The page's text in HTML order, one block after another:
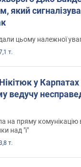
який
цьому належної
т.
у
ведучу
на пряму комунікацію
над "і"
т.